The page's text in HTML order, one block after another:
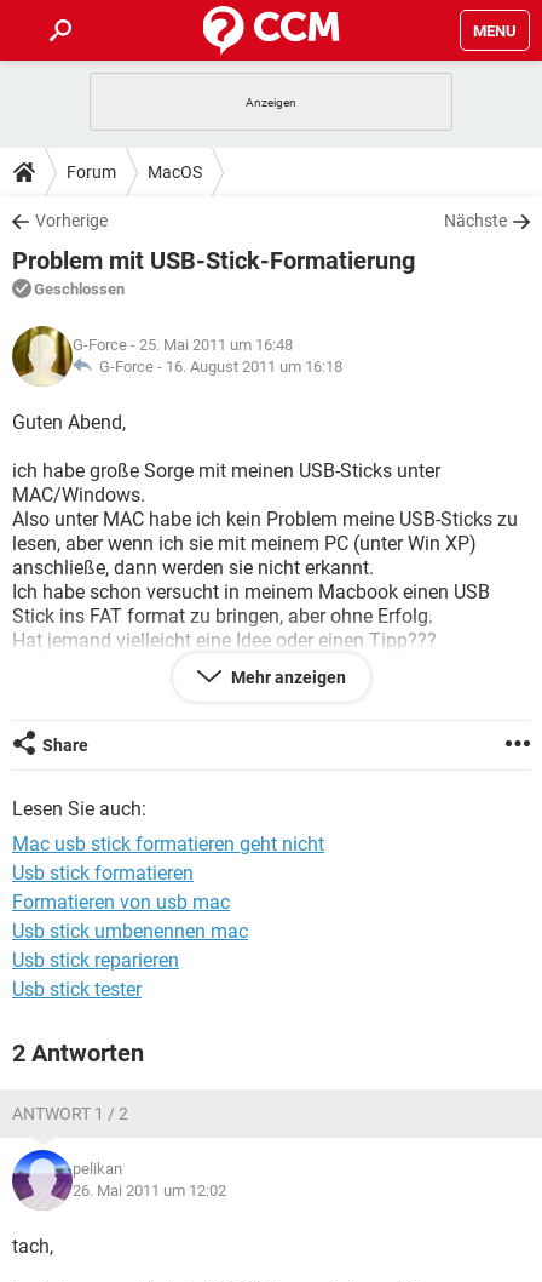
MENU
ANDROID
WINDOWS 10
WHATSAPP TIKTOK
FACEBOOK
TIPPS & TRICKS
SPIELE
WINDOWS 10
WHATSAPP
FACEBOOK HARDWARE
DOWNLOADS
SPIELE STREAMING
ANDROID
WINDOWS 10 INSTAGRAM
WHATSAPP
FACEBOOK
FORUM
SPIELE
ANDROID IOS
FACEBOOK
LEXIKON
SPIELE
ANDROID
WINDOWS 10 INSTAGRAM
WHATSAPP TIKTOK
FACEBOOK HARDWARE
Forum MacOS
Vorherige Nächste
Problem mit USB-Stick-Formatierung
Geschlossen
G-Force - 25. Mai 2011 um 16:48
G-Force - 16. August 2011 um 16:18
Guten Abend,
ich habe große Sorge mit meinen USB-Sticks unter
MAC/Windows.
Also unter MAC habe ich kein Problem meine USB-Sticks zu
lesen, aber wenn ich sie mit meinem PC (unter Win XP)
anschließe, dann werden sie nicht erkannt.
Ich habe schon versucht in meinem Macbook einen USB
Stick ins FAT format zu bringen, aber ohne Erfolg.
Hat jemand vielleicht eine Idee oder einen Tipp???
Mehr anzeigen
Share
Lesen Sie auch:
Mac usb stick formatieren geht nicht
Usb stick formatieren
Formatieren von usb mac
Usb stick umbenennen mac
Usb stick reparieren
Usb stick tester
2 Antworten
ANTWORT 1 / 2
pelikan
26. Mai 2011 um 12:02
tach,